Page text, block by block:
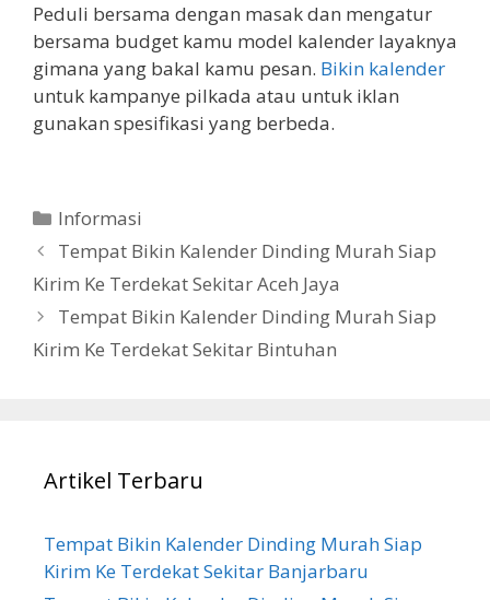
Peduli bersama dengan masak dan mengatur
bersama budget kamu model kalender layaknya
gimana yang bakal kamu pesan. Bikin kalender
untuk kampanye pilkada atau untuk iklan
gunakan spesifikasi yang berbeda.
Categories
Informasi
Tempat Bikin Kalender Dinding Murah Siap
Kirim Ke Terdekat Sekitar Aceh Jaya
Tempat Bikin Kalender Dinding Murah Siap
Kirim Ke Terdekat Sekitar Bintuhan
Artikel Terbaru
Tempat Bikin Kalender Dinding Murah Siap
Kirim Ke Terdekat Sekitar Banjarbaru